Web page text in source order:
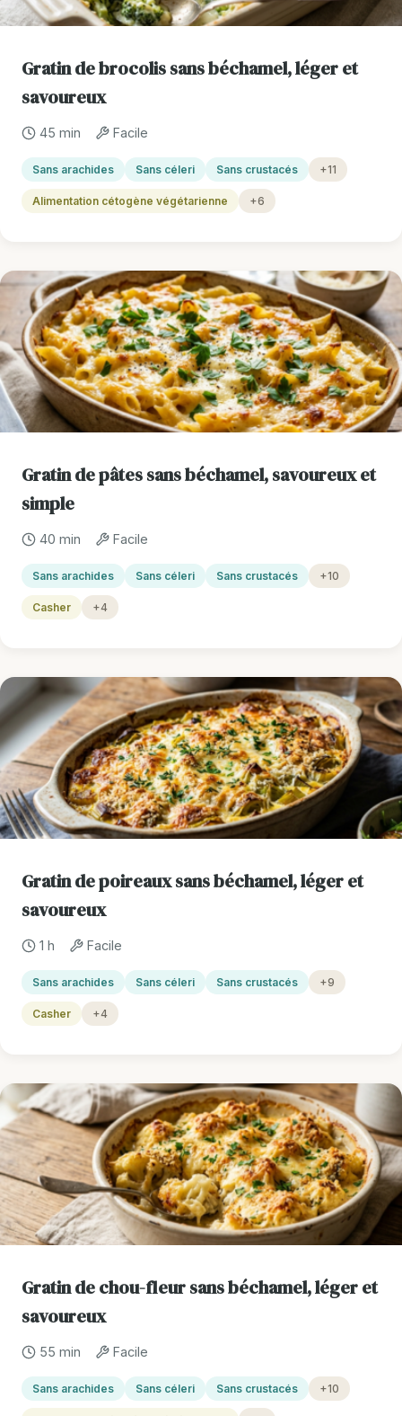
Gratin de brocolis sans béchamel, léger et
savoureux
45 min Facile
Sans arachides Sans céleri Sans crustacés +11
Alimentation cétogène végétarienne +6
Gratin de pâtes sans béchamel, savoureux et
simple
40 min Facile
Sans arachides Sans céleri Sans crustacés +10
Casher +4
Gratin de poireaux sans béchamel, léger et
savoureux
1 h Facile
Sans arachides Sans céleri Sans crustacés +9
Casher +4
Gratin de chou-fleur sans béchamel, léger et
savoureux
55 min Facile
Sans arachides Sans céleri Sans crustacés +10